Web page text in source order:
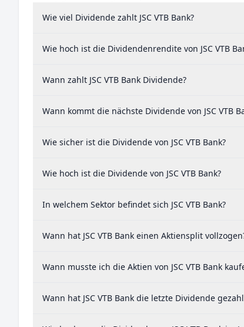
Wie viel Dividende zahlt JSC VTB Bank?
Wie hoch ist die Dividendenrendite von JSC VTB
Wann zahlt JSC VTB Bank Dividende?
Wann kommt die nächste Dividende von JSC VTB
Wie sicher ist die Dividende von JSC VTB Bank?
Wie hoch ist die Dividende von JSC VTB Bank?
In welchem Sektor befindet sich JSC VTB Bank?
Wann hat JSC VTB Bank einen Aktiensplit
Wann musste ich die Aktien von JSC VTB Bank
Wann hat JSC VTB Bank die letzte Dividende